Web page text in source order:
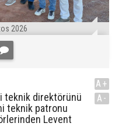
2026
teknik direktörünü
teknik patronu
Levent
A+
A-